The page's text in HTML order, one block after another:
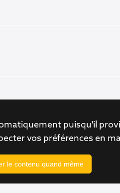
puisqu'il
vos préférences en
le contenu quand même